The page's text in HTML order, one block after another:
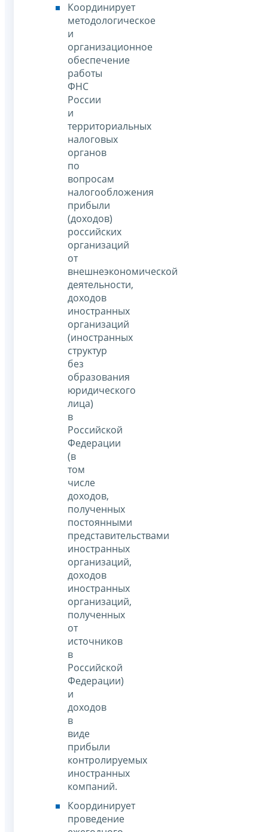
Координирует
методологическое
и
организационное
обеспечение
работы
ФНС
России
и
территориальных
налоговых
органов
по
вопросам
налогообложения
прибыли
(доходов)
российских
организаций
от
внешнеэкономической
деятельности,
доходов
иностранных
организаций
(иностранных
структур
без
образования
юридического
лица)
в
Российской
Федерации
(в
том
числе
доходов,
полученных
постоянными
представительствами
иностранных
организаций,
доходов
иностранных
организаций,
полученных
от
источников
в
Российской
Федерации)
и
доходов
в
виде
прибыли
контролируемых
иностранных
компаний.
Координирует
проведение